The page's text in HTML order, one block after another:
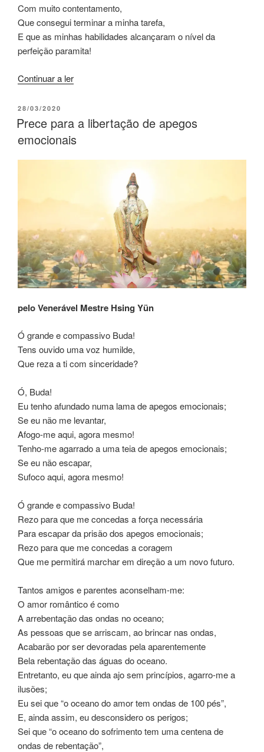
Com muito contentamento,
Que consegui terminar a minha tarefa,
E que as minhas habilidades alcançaram o nível da
perfeição paramita!
Continuar a ler
28/03/2020
Prece para a libertação de apegos
emocionais
pelo Venerável Mestre Hsing Yün
Ó grande e compassivo Buda!
Tens ouvido uma voz humilde,
Que reza a ti com sinceridade?
Ó, Buda!
Eu tenho afundado numa lama de apegos emocionais;
Se eu não me levantar,
Afogo-me aqui, agora mesmo!
Tenho-me agarrado a uma teia de apegos emocionais;
Se eu não escapar,
Sufoco aqui, agora mesmo!
Ó grande e compassivo Buda!
Rezo para que me concedas a força necessária
Para escapar da prisão dos apegos emocionais;
Rezo para que me concedas a coragem
Que me permitirá marchar em direção a um novo futuro.
Tantos amigos e parentes aconselham-me:
O amor romântico é como
A arrebentação das ondas no oceano;
As pessoas que se arriscam, ao brincar nas ondas,
Acabarão por ser devoradas pela aparentemente
Bela rebentação das águas do oceano.
Entretanto, eu que ainda ajo sem princípios, agarro-me a
ilusões;
Eu sei que “o oceano do amor tem ondas de 100 pés”,
E, ainda assim, eu desconsidero os perigos;
Sei que “o oceano do sofrimento tem uma centena de
ondas de rebentação”,